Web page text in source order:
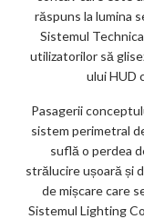
răspuns la lumina
Sistemul
utilizatorilor să
ului HUD
Pasagerii
sistem perimetral
suflă o perdea
strălucire ușoară și
de mișcare care
Sistemul Lighting